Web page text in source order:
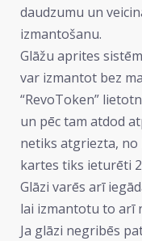
daudzumu un
izmantošanu.
Glāžu aprites
var izmantot bez
“RevoToken”
un pēc tam atdod
netiks atgriezta,
kartes tiks ieturēti
Glāzi varēs arī
lai izmantotu to arī
Ja glāzi negribēs